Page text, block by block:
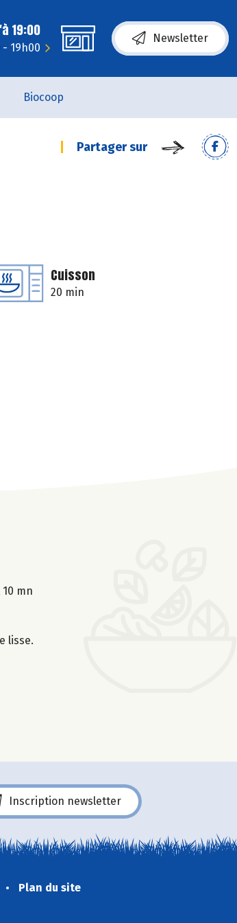
19:00
- 19h00
Newsletter
Biocoop
Partager sur
Cuisson
20 min
mn
lisse.
Inscription newsletter
Plan du site